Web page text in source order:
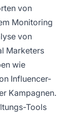
von
Monitoring
von
Marketers
wie
Influencer-
Kampagnen.
Tools